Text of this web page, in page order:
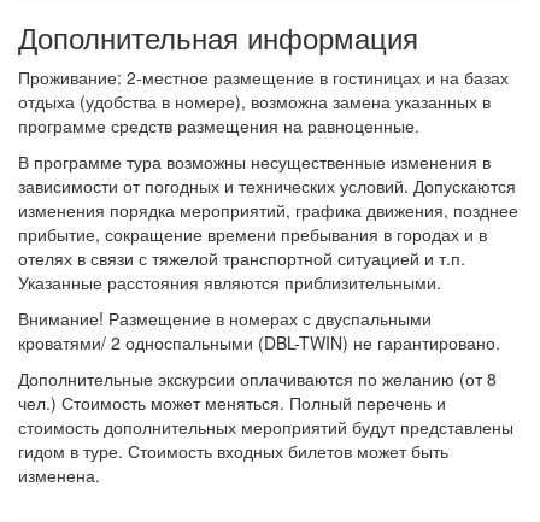
Дополнительная информация
Проживание: 2-местное размещение в гостиницах и на базах
отдыха (удобства в номере), возможна замена указанных в
программе средств размещения на равноценные.
В программе тура возможны несущественные изменения в
зависимости от погодных и технических условий. Допускаются
изменения порядка мероприятий, графика движения, позднее
прибытие, сокращение времени пребывания в городах и в
отелях в связи с тяжелой транспортной ситуацией и т.п.
Указанные расстояния являются приблизительными.
Внимание! Размещение в номерах с двуспальными
кроватями/ 2 односпальными (DBL-TWIN) не гарантировано.
Дополнительные экскурсии оплачиваются по желанию (от 8
чел.) Стоимость может меняться. Полный перечень и
стоимость дополнительных мероприятий будут представлены
гидом в туре. Стоимость входных билетов может быть
изменена.